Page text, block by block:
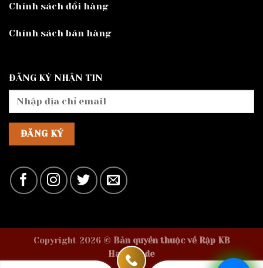
Chính sách đổi hàng
Chính sách bán hàng
ĐĂNG KÝ NHẬN TIN
Copyright 2026 © Bản quyền thuộc về Rập KB
Handmade